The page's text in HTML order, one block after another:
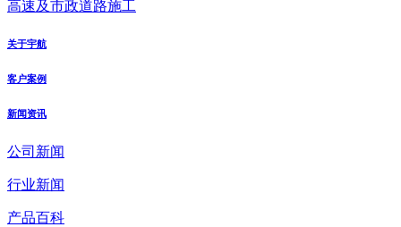
高速及市政道路施工
关于宇航
客户案例
新闻资讯
公司新闻
行业新闻
产品百科